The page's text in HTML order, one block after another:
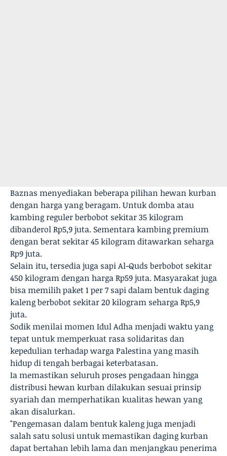
Baznas menyediakan beberapa pilihan hewan kurban
dengan harga yang beragam. Untuk domba atau
kambing reguler berbobot sekitar 35 kilogram
dibanderol Rp5,9 juta. Sementara kambing premium
dengan berat sekitar 45 kilogram ditawarkan seharga
Rp9 juta.
Selain itu, tersedia juga sapi Al-Quds berbobot sekitar
450 kilogram dengan harga Rp59 juta. Masyarakat juga
bisa memilih paket 1 per 7 sapi dalam bentuk daging
kaleng berbobot sekitar 20 kilogram seharga Rp5,9
juta.
Sodik menilai momen Idul Adha menjadi waktu yang
tepat untuk memperkuat rasa solidaritas dan
kepedulian terhadap warga Palestina yang masih
hidup di tengah berbagai keterbatasan.
Ia memastikan seluruh proses pengadaan hingga
distribusi hewan kurban dilakukan sesuai prinsip
syariah dan memperhatikan kualitas hewan yang
akan disalurkan.
"Pengemasan dalam bentuk kaleng juga menjadi
salah satu solusi untuk memastikan daging kurban
dapat bertahan lebih lama dan menjangkau penerima